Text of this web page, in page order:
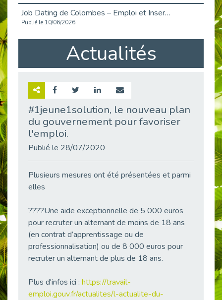
Job Dating de Colombes – Emploi et Insertion
Publié le 10/06/2026
Aborder l'entretien et la situation de handicap en toute confiance
Publié le 09/06/2026
Retour sur l’atelier « Optimiser sa recherche d’emploi »
Emploi & Handicap : Hachette Livre et Cap emploi 92 renforcent leur collaboration
Publié le 02/06/2026
« Confiance en soi et acceptation du handicap » : un levier puissant vers l’emploi
Publié le 22/05/2026
Publié le 21/05/2026
L’alternance : un levier stratégique pour recruter et inclure durablement
Publié le 18/05/2026
Fibromyalgie : Quand la douleur invisible s’invite au bureau
Publié le 12/05/2026
Actualités
#1jeune1solution, le nouveau plan
du gouvernement pour favoriser
l'emploi.
Publié le 28/07/2020
Plusieurs mesures ont été présentées et parmi
elles
????Une aide exceptionnelle de 5 000 euros
pour recruter un alternant de moins de 18 ans
(en contrat d’apprentissage ou de
professionnalisation) ou de 8 000 euros pour
recruter un alternant de plus de 18 ans.
Plus d'infos ici : https://travail-
emploi.gouv.fr/actualites/l-actualite-du-